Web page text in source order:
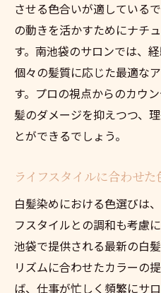
させる色合いが適している
の動きを活かすためにナチ
す。南池袋のサロンでは、
個々の髪質に応じた最適な
す。プロの視点からのカウ
髪のダメージを抑えつつ、
とができるでしょう。
ライフスタイルに合わせ
白髪染めにおける色選びは
フスタイルとの調和も考慮
池袋で提供される最新の白
リズムに合わせたカラーの
ば、仕事が忙しく頻繁にサ